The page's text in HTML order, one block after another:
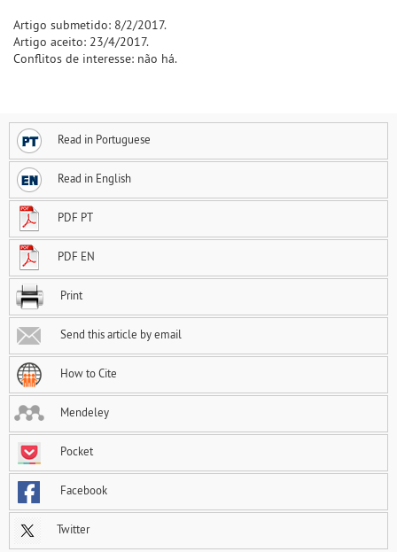
Artigo submetido: 8/2/2017.
Artigo aceito: 23/4/2017.
Conflitos de interesse: não há.
Read in Portuguese
Read in English
PDF PT
PDF EN
Print
Send this article by email
How to Cite
Mendeley
Pocket
Facebook
Twitter